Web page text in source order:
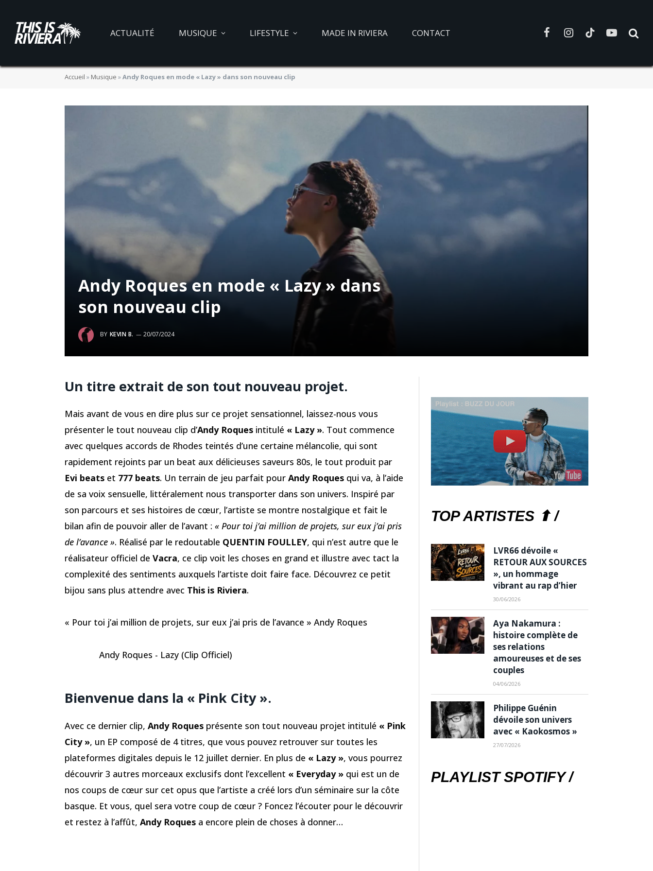
ACTUALITÉ MUSIQUE LIFESTYLE MADE IN RIVIERA CONTACT FacebookInstagramTikTokYouTube
Accueil » Musique »Andy Roques en mode « Lazy » dans son nouveau clip
Andy Roques en mode « Lazy » dans
son nouveau clip
BY KEVIN B. 20/07/2024
Un titre extrait de son tout nouveau projet.
Mais avant de vous en dire plus sur ce projet sensationnel, laissez-nous vous
présenter le tout nouveau clip d’Andy Roques intitulé « Lazy ». Tout commence
avec quelques accords de Rhodes teintés d’une certaine mélancolie, qui sont
rapidement rejoints par un beat aux délicieuses saveurs 80s, le tout produit par
Evi beats et 777 beats. Un terrain de jeu parfait pour Andy Roques qui va, à l’aide
de sa voix sensuelle, littéralement nous transporter dans son univers. Inspiré par
son parcours et ses histoires de cœur, l’artiste se montre nostalgique et fait le
bilan afin de pouvoir aller de l’avant : « Pour toi j’ai million de projets, sur eux j’ai pris
de l’avance ». Réalisé par le redoutable QUENTIN FOULLEY, qui n’est autre que le
réalisateur officiel de Vacra, ce clip voit les choses en grand et illustre avec tact la
complexité des sentiments auxquels l’artiste doit faire face. Découvrez ce petit
bijou sans plus attendre avec This is Riviera.
« Pour toi j’ai million de projets, sur eux j’ai pris de l’avance » Andy Roques
Andy Roques - Lazy (Clip Officiel)
Bienvenue dans la « Pink City ».
Avec ce dernier clip, Andy Roques présente son tout nouveau projet intitulé « Pink
City », un EP composé de 4 titres, que vous pouvez retrouver sur toutes les
plateformes digitales depuis le 12 juillet dernier. En plus de « Lazy », vous pourrez
découvrir 3 autres morceaux exclusifs dont l’excellent « Everyday » qui est un de
nos coups de cœur sur cet opus que l’artiste a créé lors d’un séminaire sur la côte
basque. Et vous, quel sera votre coup de cœur ? Foncez l’écouter pour le découvrir
et restez à l’affût, Andy Roques a encore plein de choses à donner…
TOP ARTISTES ⬆ /
LVR66 dévoile «
RETOUR AUX SOURCES
», un hommage
vibrant au rap d’hier
30/06/2026
Aya Nakamura :
histoire complète de
ses relations
amoureuses et de ses
couples
04/06/2026
Philippe Guénin
dévoile son univers
avec « Kaokosmos »
27/07/2026
PLAYLIST SPOTIFY /